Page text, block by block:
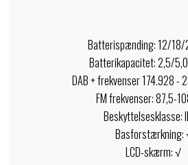
Batterispænding: 12/
Batterikapacitet: 2,5/
DAB + frekvenser 174.928 -
FM frekvenser: 87,5-
Beskyttelsesklasse:
Basforstærkning:
LCD-skærm: √